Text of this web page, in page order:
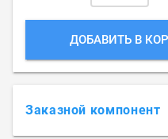
ДОБАВИТЬ В
Заказной компонент